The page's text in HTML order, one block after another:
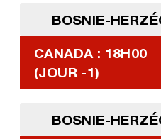
BOSNIE-
CANADA : 18H00
(JOUR -1)
BOSNIE-